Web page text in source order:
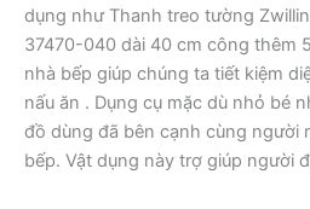
dụng như Thanh treo tường
37470-040 dài 40 cm công thêm
nhà bếp giúp chúng ta tiết kiệm
nấu ăn . Dụng cụ mặc dù nhỏ bé
đồ dùng đã bên cạnh cùng người
bếp. Vật dụng này trợ giúp người